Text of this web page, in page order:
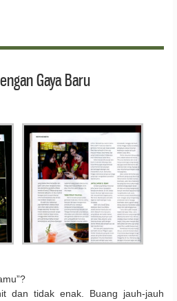
Gaya Baru
dan tidak enak. Buang jauh-jauh